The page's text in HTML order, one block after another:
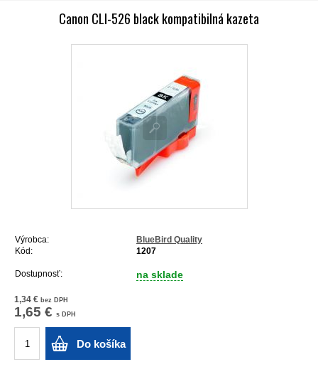
Canon CLI-526 black kompatibilná kazeta
Výrobca:
BlueBird Quality
Kód:
1207
Dostupnosť: na sklade
1,34 € bez DPH
1,65 € s DPH
Do košíka